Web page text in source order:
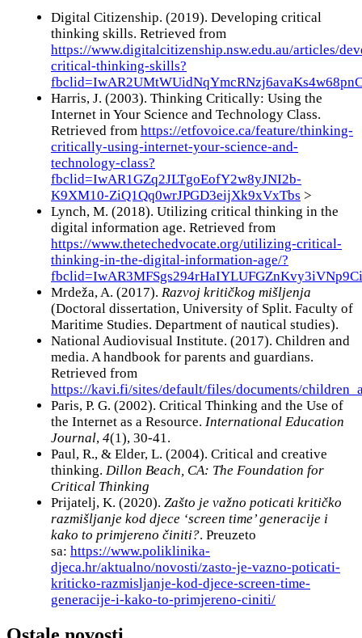
Digital Citizenship. (2019). Developing critical
thinking skills. Retrieved from
https://www.digitalcitizenship.nsw.edu.au/articles/
critical-thinking-skills?
Harris, J. (2003). Thinking Critically: Using the
Internet in Your Science and Technology Class.
Retrieved from https://etfovoice.ca/feature/thinking-
critically-using-internet-your-science-and-
technology-class?
fbclid=IwAR1GZq2JLTgoEofY2w8yJNI2b-
K9XM10-ZiQ1Qq0wrJPGD3eijXk9xVxTbs >
Lynch, M. (2018). Utilizing critical thinking in the
digital information age. Retrieved from
https://www.thetechedvocate.org/utilizing-critical-
thinking-in-the-digital-information-age/?
Mrdeža, A. (2017). Razvoj kritičkog mišljenja
(Doctoral dissertation, University of Split. Faculty of
Maritime Studies. Department of nautical studies).
National Audiovisual Institute. (2017). Children and
media. A handbook for parents and guardians.
Retrieved from
https://kavi.fi/sites/default/files/documents/
Paris, P. G. (2002). Critical Thinking and the Use of
the Internet as a Resource. International Education
Journal, 4(1), 30-41.
Paul, R., & Elder, L. (2004). Critical and creative
thinking. Dillon Beach, CA: The Foundation for
Critical Thinking
Prijatelj, K. (2020). Zašto je važno poticati kritičko
razmišljanje kod djece ‘screen time’ generacije i
kako to primjereno činiti?. Preuzeto
sa: https://www.poliklinika-
djeca.hr/aktualno/novosti/zasto-je-vazno-poticati-
kriticko-razmisljanje-kod-djece-screen-time-
generacije-i-kako-to-primjereno-ciniti/